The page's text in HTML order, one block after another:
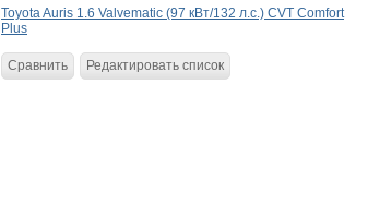
Toyota Auris 1.6 Valvematic (97 кВт/132 л.с.) CVT Comfort
Plus
Сравнить Редактировать список